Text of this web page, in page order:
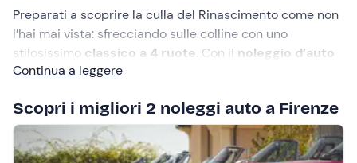
Preparati a scoprire la culla del Rinascimento come non
l’hai mai vista: sfrecciando sulle colline con uno
stilosissimo classico a 4 ruote . Con il noleggio d’auto
d’epoca a Firenze
bellezza mentre ammiri il panorama.
Continua a leggere
Scopri i migliori 2 noleggi auto a Firenze